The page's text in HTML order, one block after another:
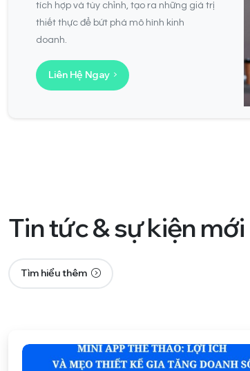
tích hợp và tùy chỉnh, tạo ra những giá trị
thiết thực để bứt phá mô hình kinh
doanh.
Liên Hệ Ngay
Tintức&sựkiệnmới
Tìm hiểu thêm